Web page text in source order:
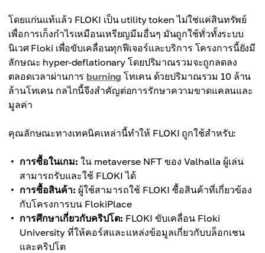
โดยแก่นแท้แล้ว FLOKI เป็น utility token ไม่ใช่แค่สินทรัพย์
เพื่อการเก็งกำไรเหมือนเหรียญมีมอื่นๆ มันถูกใช้ทั่วทั้งระบบ
นิเวศ Floki เพื่อขับเคลื่อนทุกฟีเจอร์และบริการ โครงการนี้ยังมี
ลักษณะ hyper-deflationary โดยปริมาณรวมจะถูกลดลง
ตลอดเวลาผ่านการburning โทเคน ด้วยปริมาณรวม 10 ล้าน
ล้านโทเคน กลไกนี้จึงสำคัญต่อการรักษาความขาดแคลนและ
มูลค่า
คุณลักษณะทางเทคนิคเหล่านี้ทำให้ FLOKI ถูกใช้สำหรับ:
การซื้อในเกม: ใน metaverse NFT ของ Valhalla ผู้เล่น
สามารถรับและใช้ FLOKI ได้
การซื้อสินค้า: ผู้ใช้สามารถใช้ FLOKI ซื้อสินค้าที่เกี่ยวข้อง
กับโครงการบน FlokiPlace
การศึกษาเกี่ยวกับคริปโต: FLOKI ขับเคลื่อน Floki
University ที่ให้คอร์สและแหล่งข้อมูลเกี่ยวกับบล็อกเชน
และคริปโต